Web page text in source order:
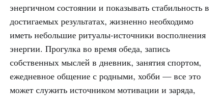
энергичном состоянии и показывать стабильность в
достигаемых результатах, жизненно необходимо
иметь небольшие ритуалы-источники восполнения
энергии. Прогулка во время обеда, запись
собственных мыслей в дневник, занятия спортом,
ежедневное общение с родными, хобби — все это
может служить источником мотивации и заряда,